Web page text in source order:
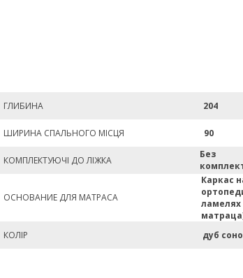
ГЛИБИНА 204
ШИРИНА СПАЛЬНОГО МІСЦЯ 90
КОМПЛЕКТУЮЧІ ДО ЛІЖКА
Без
ОСНОВАНИЕ ДЛЯ МАТРАСА
Каркас
ламелях
КОЛІР дуб